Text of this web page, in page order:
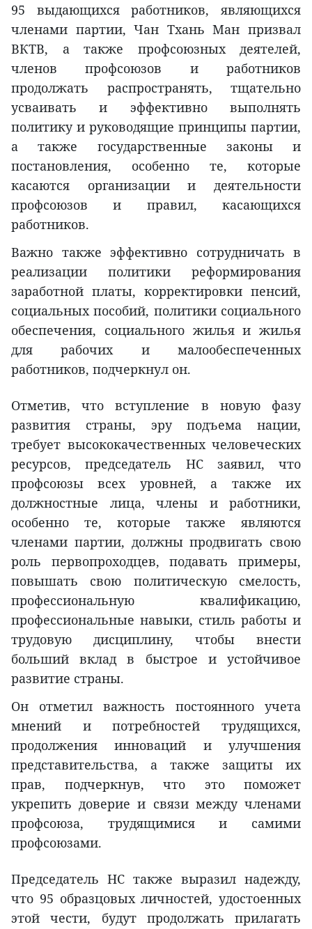
95 выдающихся работников, являющихся
членами партии, Чан Тхань Ман призвал
ВКТВ, а также профсоюзных деятелей,
членов профсоюзов и работников
продолжать распространять, тщательно
усваивать и эффективно выполнять
политику и руководящие принципы партии,
а также государственные законы и
постановления, особенно те, которые
касаются организации и деятельности
профсоюзов и правил, касающихся
работников.
Важно также эффективно сотрудничать в
реализации политики реформирования
заработной платы, корректировки пенсий,
социальных пособий, политики социального
обеспечения, социального жилья и жилья
для рабочих и малообеспеченных
работников, подчеркнул он.
Отметив, что вступление в новую фазу
развития страны, эру подъема нации,
требует высококачественных человеческих
ресурсов, председатель НС заявил, что
профсоюзы всех уровней, а также их
должностные лица, члены и работники,
особенно те, которые также являются
членами партии, должны продвигать свою
роль первопроходцев, подавать примеры,
повышать свою политическую смелость,
профессиональную квалификацию,
профессиональные навыки, стиль работы и
трудовую дисциплину, чтобы внести
больший вклад в быстрое и устойчивое
развитие страны.
Он отметил важность постоянного учета
мнений и потребностей трудящихся,
продолжения инноваций и улучшения
представительства, а также защиты их
прав, подчеркнув, что это поможет
укрепить доверие и связи между членами
профсоюза, трудящимися и самими
профсоюзами.
Председатель НС также выразил надежду,
что 95 образцовых личностей, удостоенных
этой чести, будут продолжать прилагать